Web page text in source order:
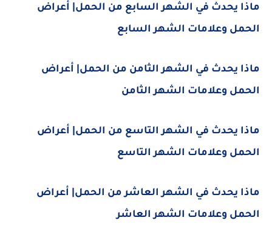
ماذا يحدث في الشهر السابع من الحمل| أعراض
الحمل وعلامات الشهر السابع
ماذا يحدث في الشهر الثامن من الحمل| أعراض
الحمل وعلامات الشهر الثامن
ماذا يحدث في الشهر التاسع من الحمل| أعراض
الحمل وعلامات الشهر التاسع
ماذا يحدث في الشهر العاشر من الحمل| أعراض
الحمل وعلامات الشهر العاشر